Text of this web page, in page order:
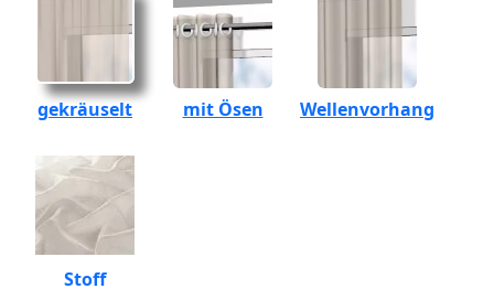
gekräuselt mit Ösen Wellenvorhang
Stoff